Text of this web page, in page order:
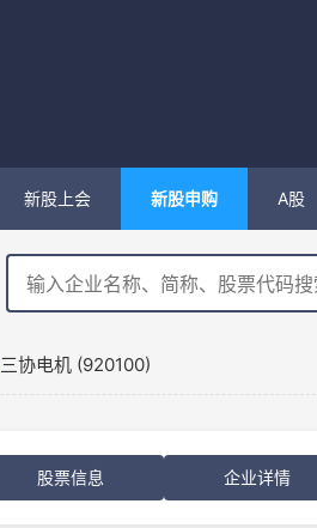
新股上会 新股申购 A股
三协电机 (920100)
股票信息 企业详情